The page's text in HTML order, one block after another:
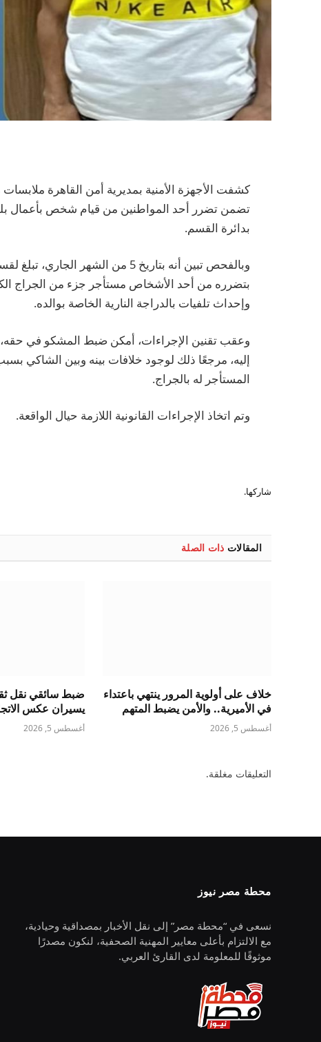
كشفت الأجهزة الأمنية بمديرية أمن القاهرة
تضمن تضرر أحد المواطنين من قيام شخص بأعمال
بدائرة القسم.
وبالفحص تبين أنه بتاريخ 5 من
بتضرره من أحد الأشخاص مستأجر جزء من الجراج
وإحداث تلفيات بالدراجة النارية الخاصة بوالده.
وعقب تقنين الإجراءات، أمكن ضبط المشكو في حقه،
إليه، مرجعًا ذلك لوجود خلافات بينه وبين الشاكي
المستأجر له بالجراج.
وتم اتخاذ الإجراءات القانونية اللازمة حيال الواقعة.
شاركها.
المقالات ذات الصلة
خلاف على أولوية المرور ينتهي باعتداء
في الأميرية.. والأمن يضبط المتهم
أغسطس 5, 2026
ضبط سائقي نقل
يسيران عكس
أغسطس 5, 2026
التعليقات مغلقة.
محطة مصر نيوز
نسعى في “محطة مصر” إلى نقل الأخبار بمصداقية وحيادية،
مع الالتزام بأعلى معايير المهنية الصحفية، لنكون مصدرًا
موثوقًا للمعلومة لدى القارئ العربي.